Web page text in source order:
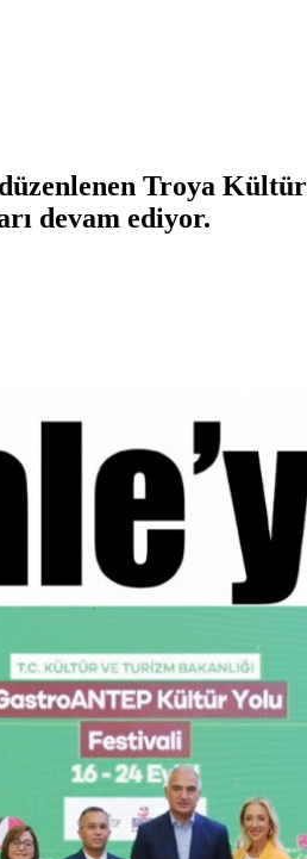
Troya
devam ediyor.